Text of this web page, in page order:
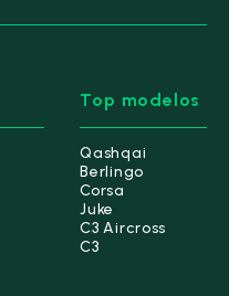
Top modelos
Qashqai
Berlingo
Corsa
Juke
C3 Aircross
C3